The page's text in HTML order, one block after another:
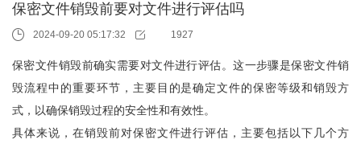
保密文件销毁前要对文件进行评估吗
2024-09-20 05:17:32 1927
保密文件销毁前确实需要对文件进行评估。这一步骤是保密文件销
毁流程中的重要环节，主要目的是确定文件的保密等级和销毁方
式，以确保销毁过程的安全性和有效性。
具体来说，在销毁前对保密文件进行评估，主要包括以下几个方